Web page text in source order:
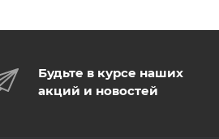
Будьте в курсе наших
акций и новостей